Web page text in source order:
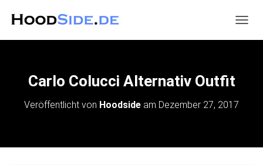
A
Carlo Colucci Alternativ Outfit
Veröffentlicht von Hoodside am Dezember 27, 2017